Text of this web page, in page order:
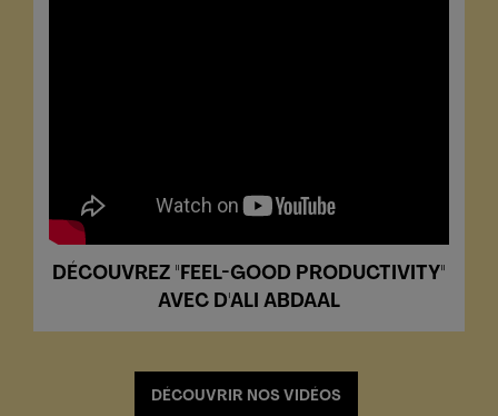
DÉCOUVREZ "FEEL-GOOD PRODUCTIVITY"
AVEC D'ALI ABDAAL
DÉCOUVRIR NOS VIDÉOS